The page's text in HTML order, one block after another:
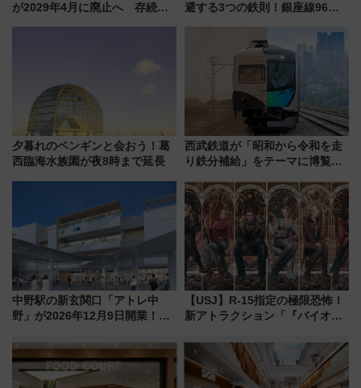
が2029年4月に廃止へ 存続協
避する3つの鉄則！銀座線96本
ツリー駅の規制まとめ 7/25開催
（2026年）
夕暮れのペンギンと会おう！葛
西臨海水族園が夜8時まで延長
西武鉄道が「昭和から令和を走
り鉄分補給」をテーマに博覧会
14日から 新車両「トキイロ」体
験ブースも アクセスや申込方法
を解説
中野駅の新玄関口「アトレ中
野」が2026年12月9日開業！新
注目スポット
【USJ】R-15指定の極限恐怖！
新アトラクション「『バイオハ
ブ」今秋登場 ―予測不能の恐
怖に泣き叫べ―